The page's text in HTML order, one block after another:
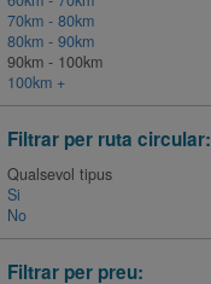
70km - 80km
80km - 90km
90km - 100km
100km +
Filtrar per ruta circular:
Qualsevol tipus
Si
No
Filtrar per preu: